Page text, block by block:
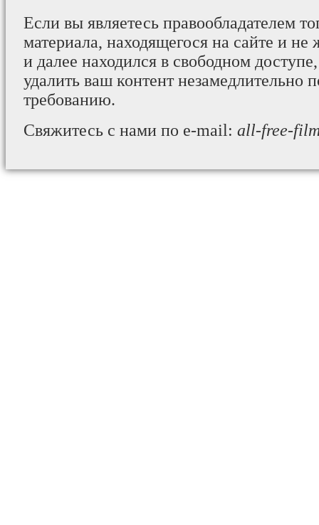
Если вы являетесь правообладателем
материала, находящегося на сайте и не
и далее находился в свободном
удалить ваш контент незамедлительно
требованию.
Свяжитесь с нами по e-mail: all-free-